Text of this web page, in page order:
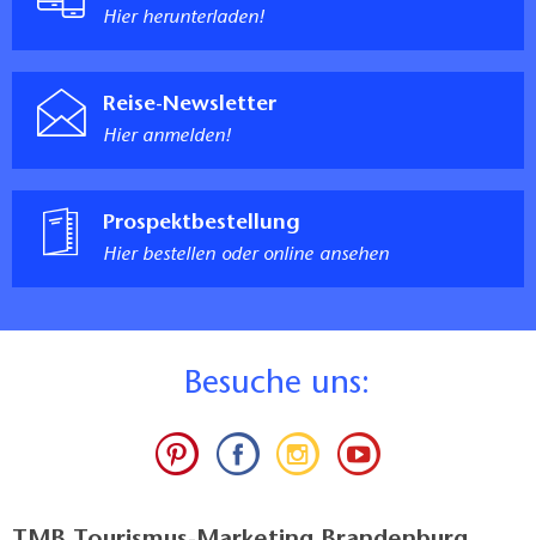
Hier herunterladen!
Reise-Newsletter
Hier anmelden!
Prospektbestellung
Hier bestellen oder online ansehen
Besuche uns: